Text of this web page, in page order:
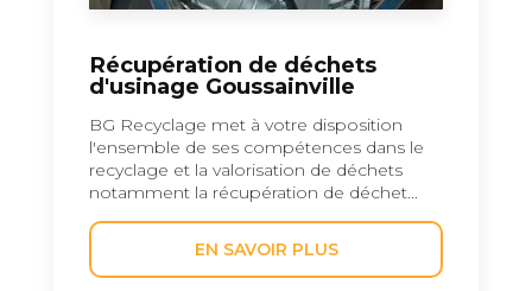
Récupération de déchets
d'usinage Goussainville
BG Recyclage met à votre disposition
l'ensemble de ses compétences dans le
recyclage et la valorisation de déchets
notamment la récupération de déchet...
EN SAVOIR PLUS